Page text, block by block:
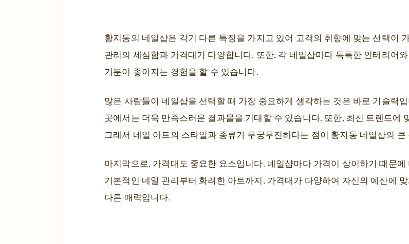
황지동의 네일샵은 각기 다른 특징을 가지고 있어 고객의 취향에 맞는 선택이
관리의 세심함과 가격대가 다양합니다. 또한, 각 네일샵마다 독특한 인테리어
기분이 좋아지는 경험을 할 수 있습니다.
많은 사람들이 네일샵을 선택할 때 가장 중요하게 생각하는 것은 바로 기술력
곳에서는 더욱 만족스러운 결과물을 기대할 수 있습니다. 또한, 최신 트렌드에
그래서 네일 아트의 스타일과 종류가 무궁무진하다는 점이 황지동 네일샵의 큰
마지막으로, 가격대도 중요한 요소입니다. 네일샵마다 가격이 상이하기 때문
기본적인 네일 관리부터 화려한 아트까지, 가격대가 다양하여 자신의 예산에
다른 매력입니다.